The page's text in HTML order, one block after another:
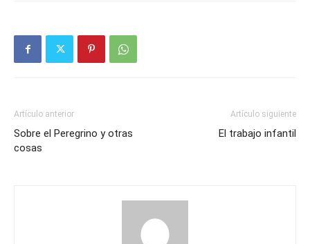
Artículo anterior
Sobre el Peregrino y otras
cosas
Artículo siguiente
El trabajo infantil